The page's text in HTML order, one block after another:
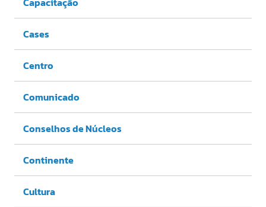
Cases
Centro
Comunicado
Conselhos de Núcleos
Continente
Cultura